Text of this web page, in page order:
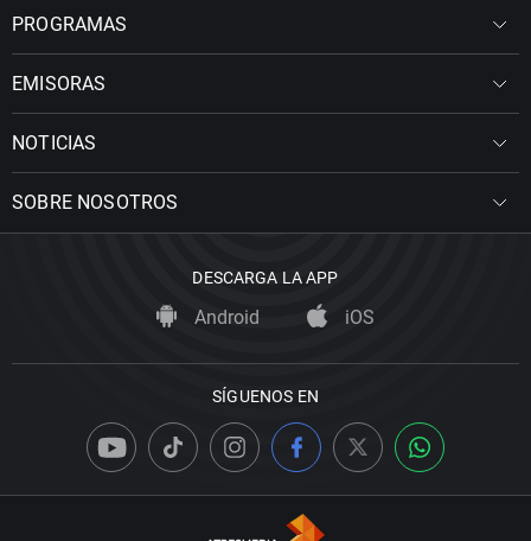
PROGRAMAS
EMISORAS
NOTICIAS
SOBRE NOSOTROS
DESCARGA LA APP
Android iOS
SÍGUENOS EN